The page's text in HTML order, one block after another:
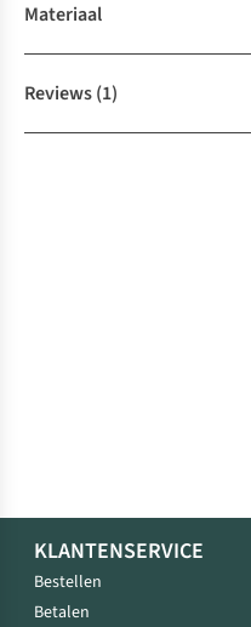
Materiaal
Reviews(1)
KLANTENSERVICE
Bestellen
Betalen